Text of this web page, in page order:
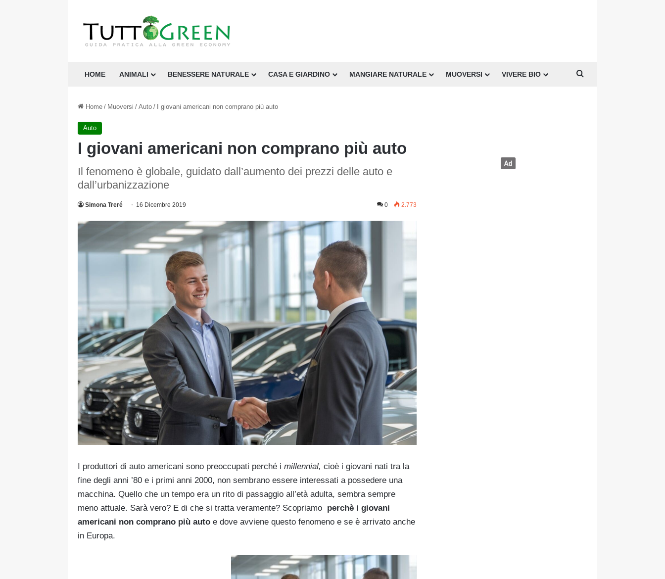
HOME ANIMALI BENESSERE NATURALE CASA E GIARDINO MANGIARE NATURALE MUOVERSI VIVERE BIO
Home / Muoversi / Auto / I giovani americani non comprano più auto
Auto
I giovani americani non comprano più auto
Il fenomeno è globale, guidato dall’aumento dei prezzi delle auto e
dall’urbanizzazione
Simona Treré 16 Dicembre 2019 0 2.773
I produttori di auto americani sono preoccupati perché i millennial, cioè i giovani nati tra la
fine degli anni ’80 e i primi anni 2000, non sembrano essere interessati a possedere una
macchina. Quello che un tempo era un rito di passaggio all’età adulta, sembra sempre
meno attuale. Sarà vero? E di che si tratta veramente? Scopriamo perchè i giovani
americani non comprano più auto e dove avviene questo fenomeno e se è arrivato anche
in Europa.